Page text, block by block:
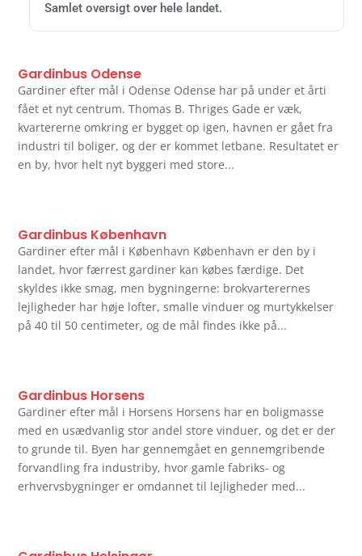
Samlet oversigt over hele landet.
Gardinbus Odense
Gardiner efter mål i Odense Odense har på under et årti
fået et nyt centrum. Thomas B. Thriges Gade er væk,
kvartererne omkring er bygget op igen, havnen er gået fra
industri til boliger, og der er kommet letbane. Resultatet er
en by, hvor helt nyt byggeri med store...
Gardinbus København
Gardiner efter mål i København København er den by i
landet, hvor færrest gardiner kan købes færdige. Det
skyldes ikke smag, men bygningerne: brokvarterernes
lejligheder har høje lofter, smalle vinduer og murtykkelser
på 40 til 50 centimeter, og de mål findes ikke på...
Gardinbus Horsens
Gardiner efter mål i Horsens Horsens har en boligmasse
med en usædvanlig stor andel store vinduer, og det er der
to grunde til. Byen har gennemgået en gennemgribende
forvandling fra industriby, hvor gamle fabriks- og
erhvervsbygninger er omdannet til lejligheder med...